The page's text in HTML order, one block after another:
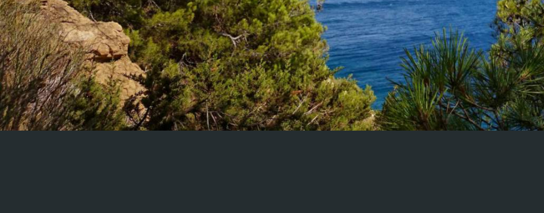
DOM - TOM
Franche Comté
Haute Normandie
Ile-de-France
Languedoc-Roussillon